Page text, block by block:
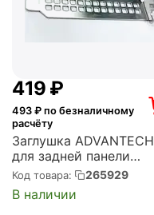
‍419‍ ₽
493 ₽ по безналичному
расчёту
Заглушка ADVANTECH
для задней панели
корпуса
(1960074850T000)
Код товара: 265929
В наличии